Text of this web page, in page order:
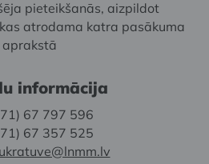
pieteikšanās, aizpildot
atrodama katra pasākuma
aprakstā
informācija
67 797 596
67 357 525